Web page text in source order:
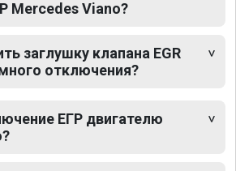
Mercedes Viano?
заглушку клапана EGR
отключения?
ЕГР двигателю